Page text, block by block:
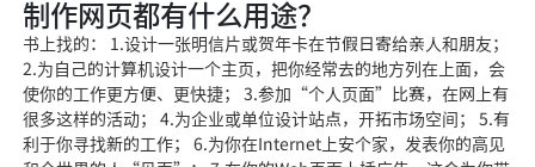
制作网页都有什么用途？
书上找的： 1.设计一张明信片或贺年卡在节假日寄给亲人和朋友；
2.为自己的计算机设计一个主页，把你经常去的地方列在上面，会
使你的工作更方便、更快捷； 3.参加“个人页面”比赛，在网上有
很多这样的活动； 4.为企业或单位设计站点，开拓市场空间； 5.有
利于你寻找新的工作； 6.为你在Internet上安个家，发表你的高见